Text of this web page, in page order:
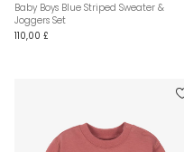
Baby Boys Blue Striped Sweater &
Joggers Set
110,00 £